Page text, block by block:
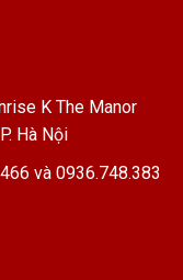
K The Manor
Hà Nội
và 0936.748.383